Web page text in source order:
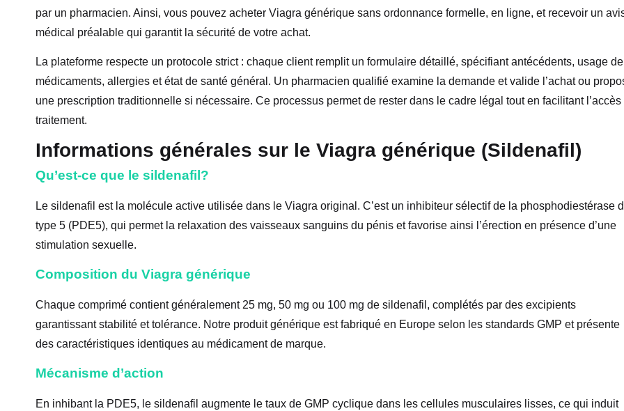
par un pharmacien. Ainsi, vous pouvez acheter Viagra générique sans ordonnance formelle, en ligne, et recevoir un
médical préalable qui garantit la sécurité de votre achat.
La plateforme respecte un protocole strict : chaque client remplit un formulaire détaillé, spécifiant antécédents, usage de
médicaments, allergies et état de santé général. Un pharmacien qualifié examine la demande et valide l’achat ou
une prescription traditionnelle si nécessaire. Ce processus permet de rester dans le cadre légal tout en facilitant l’accès
traitement.
Informations générales sur le Viagra générique (Sildenafil)
Qu’est-ce que le sildenafil?
Le sildenafil est la molécule active utilisée dans le Viagra original. C’est un inhibiteur sélectif de la phosphodiestérase
type 5 (PDE5), qui permet la relaxation des vaisseaux sanguins du pénis et favorise ainsi l’érection en présence d’une
stimulation sexuelle.
Composition du Viagra générique
Chaque comprimé contient généralement 25 mg, 50 mg ou 100 mg de sildenafil, complétés par des excipients
garantissant stabilité et tolérance. Notre produit générique est fabriqué en Europe selon les standards GMP et présente
des caractéristiques identiques au médicament de marque.
Mécanisme d’action
En inhibant la PDE5, le sildenafil augmente le taux de GMP cyclique dans les cellules musculaires lisses, ce qui induit